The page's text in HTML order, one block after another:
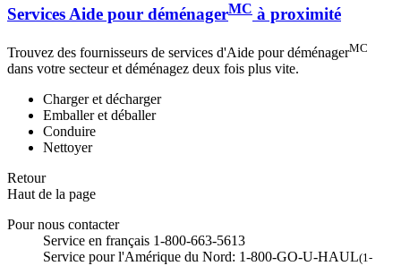
Services Aide pour déménagerMC à proximité
Trouvez des fournisseurs de services d'Aide pour déménagerMC
dans votre secteur et déménagez deux fois plus vite.
Charger et décharger
Emballer et déballer
Conduire
Nettoyer
Retour
Haut de la page
Pour nous contacter
Service en français 1-800-663-5613
Service pour l'Amérique du Nord: 1-800-GO-U-HAUL(1-